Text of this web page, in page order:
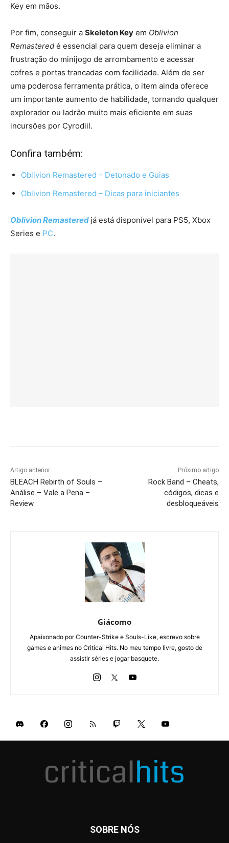
Key em mãos.
Por fim, conseguir a Skeleton Key em Oblivion
Remastered é essencial para quem deseja eliminar a
frustração do minijogo de arrombamento e acessar
cofres e portas trancadas com facilidade. Além de ser
uma poderosa ferramenta prática, o item ainda oferece
um importante aumento de habilidade, tornando qualquer
explorador ou ladrão muito mais eficiente em suas
incursões por Cyrodiil.
Confira também:
Oblivion Remastered – Detonado e Guias
Oblivion Remastered – Dicas para iniciantes
Oblivion Remastered já está disponível para PS5, Xbox
Series e PC.
Artigo anterior
BLEACH Rebirth of Souls –
Análise – Vale a Pena –
Review
Próximo artigo
Rock Band – Cheats,
códigos, dicas e
desbloqueáveis
Giácomo
Apaixonado por Counter-Strike e Souls-Like, escrevo sobre
games e animes no Critical Hits. No meu tempo livre, gosto de
assistir séries e jogar basquete.
SOBRE NÓS